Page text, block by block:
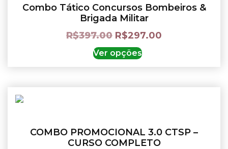
Combo Tático Concursos Bombeiros &
Brigada Militar
R$397.00 R$297.00
Ver opções
COMBO PROMOCIONAL 3.0 CTSP –
CURSO COMPLETO